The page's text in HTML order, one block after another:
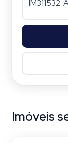
Imóveis
Passo da